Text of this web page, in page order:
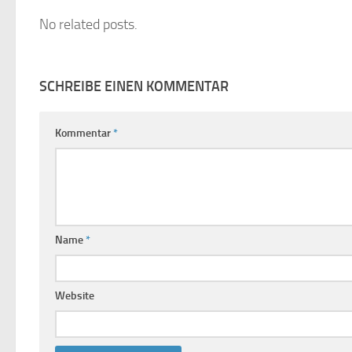
No related posts.
SCHREIBE EINEN KOMMENTAR
Kommentar*
Name*
Website